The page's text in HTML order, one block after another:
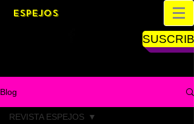
ESPEJOS
Blog
REVISTA ESPEJOS